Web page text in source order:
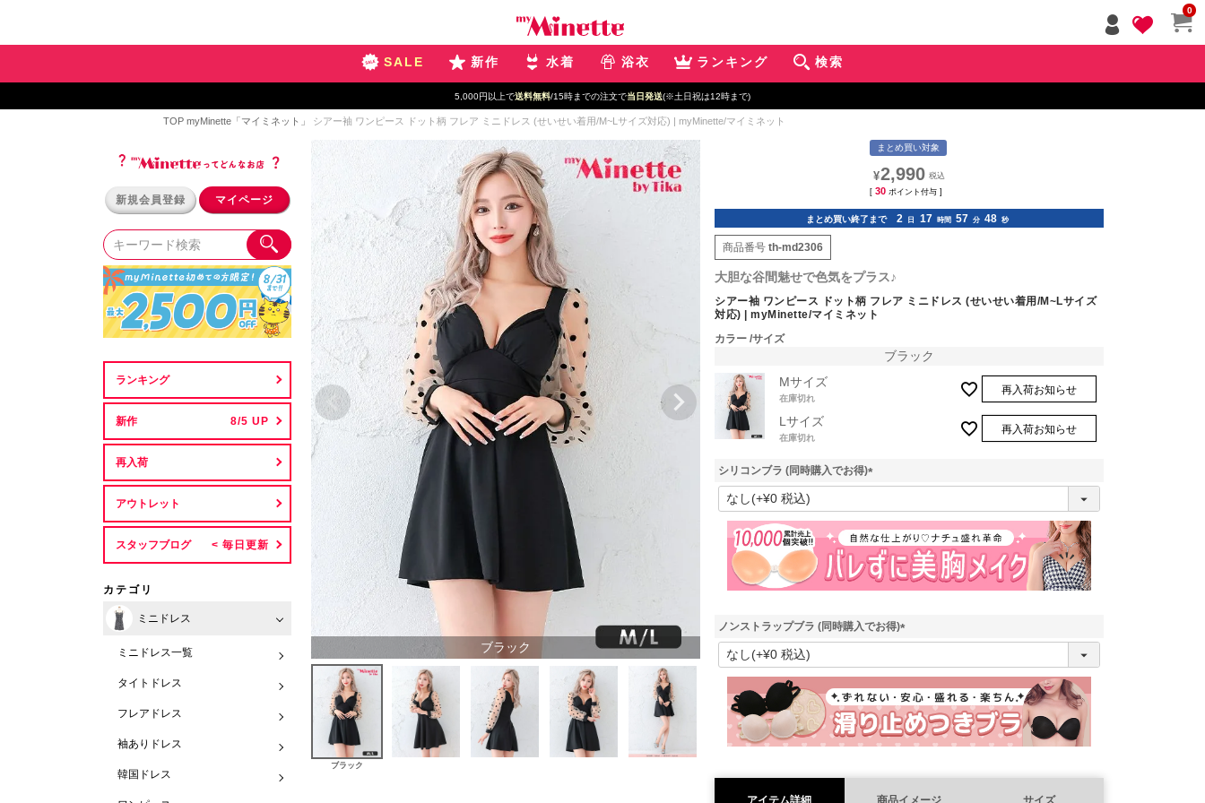
0
SALE 新作 水着 浴衣 ランキング 検索
5,000円以上で送料無料/15時までの注文で当日発送(※土日祝は12時まで)
TOP myMinette「マイミネット」 シアー袖 ワンピース ドット柄 フレア ミニドレス (せいせい着用/M~Lサイズ対応) | myMinette/マイミネット
新規会員登録 マイページ
ランキング
新作
再入荷
アウトレット
スタッフブログ
カテゴリ
ミニドレス
ミニドレス一覧
タイトドレス
フレアドレス
袖ありドレス
韓国ドレス
ブラック
ブラック
まとめ買い対象
¥2,990
[ 30 ポイント付与 ]
まとめ買い終了まで 2 日 17 時間 57 分 46 秒
商品番号 th-md2306
大胆な谷間魅せで色気をプラス♪
シアー袖 ワンピース ドット柄 フレア ミニドレス (せいせい着用/M~Lサイズ
対応) | myMinette/マイミネット
カラー サイズ
ブラック
Mサイズ
在庫切れ
再入荷お知らせ
Lサイズ
在庫切れ
再入荷お知らせ
シリコンブラ (同時購入でお得)
(
須
)
ノンストラップブラ (同時購入でお得)
(
須
)
アイテム詳細 商品イメージ サイズ
ジト
ップ